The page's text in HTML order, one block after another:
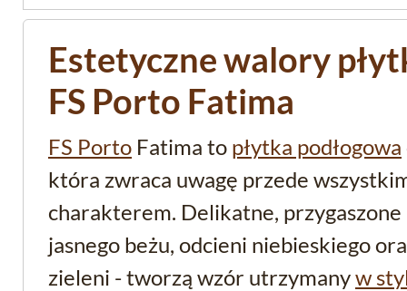
Estetyczne walory
FS Porto Fatima
FS Porto Fatima to płytka podłogowa
która zwraca uwagę przede
charakterem. Delikatne, przygaszone
jasnego beżu, odcieni niebieskiego
zieleni - tworzą wzór utrzymanyw